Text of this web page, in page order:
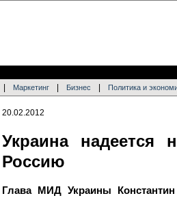
Маркетинг Бизнес Политика и
20.02.2012
Украина надеется
Россию
Глава МИД Украины